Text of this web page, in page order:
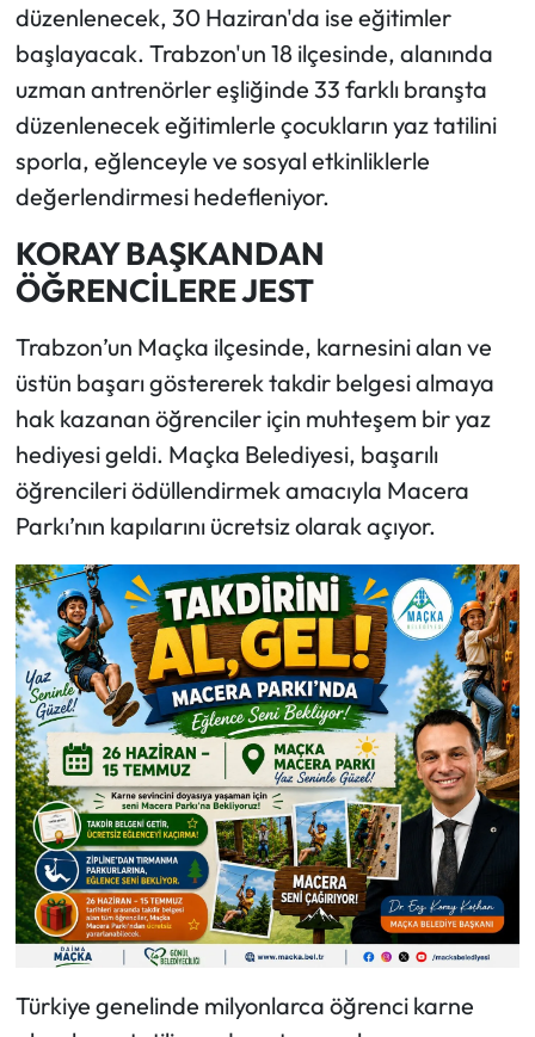
düzenlenecek, 30 Haziran'da ise eğitimler
başlayacak. Trabzon'un 18 ilçesinde, alanında
uzman antrenörler eşliğinde 33 farklı branşta
düzenlenecek eğitimlerle çocukların yaz tatilini
sporla, eğlenceyle ve sosyal etkinliklerle
değerlendirmesi hedefleniyor.
KORAY BAŞKANDAN
ÖĞRENCİLERE JEST
Trabzon’un Maçka ilçesinde, karnesini alan ve
üstün başarı göstererek takdir belgesi almaya
hak kazanan öğrenciler için muhteşem bir yaz
hediyesi geldi. Maçka Belediyesi, başarılı
öğrencileri ödüllendirmek amacıyla Macera
Parkı’nın kapılarını ücretsiz olarak açıyor.
Türkiye genelinde milyonlarca öğrenci karne